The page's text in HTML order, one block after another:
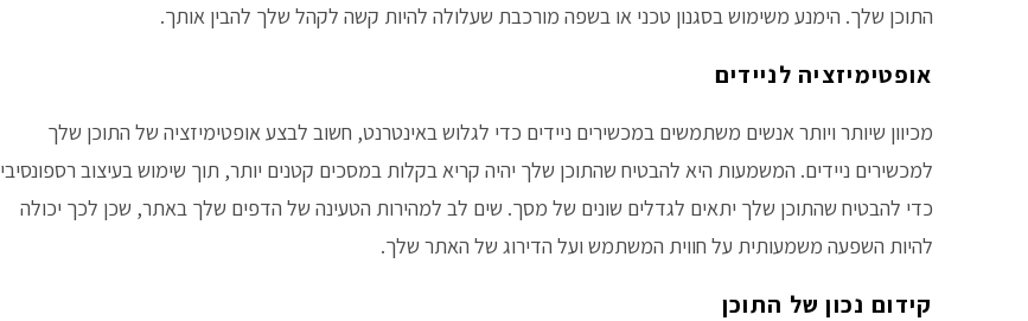
התוכן שלך. הימנע משימוש בסגנון טכני או בשפה מורכבת שעלולה להיות קשה לקהל שלך להבין אותך.
אופטימיזציה לניידים
מכיוון שיותר ויותר אנשים משתמשים במכשירים ניידים כדי לגלוש באינטרנט, חשוב לבצע אופטימיזציה של התוכן שלך
למכשירים ניידים. המשמעות היא להבטיח שהתוכן שלך יהיה קריא בקלות במסכים קטנים יותר, תוך שימוש בעיצוב רספונסיבי
כדי להבטיח שהתוכן שלך יתאים לגדלים שונים של מסך. שים לב למהירות הטעינה של הדפים שלך באתר, שכן לכך יכולה
להיות השפעה משמעותית על חווית המשתמש ועל הדירוג של האתר שלך.
קידום נכון של התוכן